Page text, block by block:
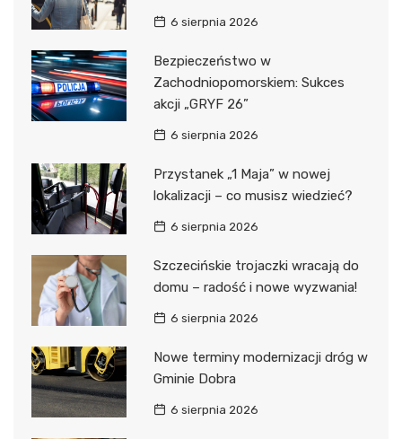
6 sierpnia 2026
Bezpieczeństwo w
Zachodniopomorskiem: Sukces
akcji „GRYF 26”
6 sierpnia 2026
Przystanek „1 Maja” w nowej
lokalizacji – co musisz wiedzieć?
6 sierpnia 2026
Szczecińskie trojaczki wracają do
domu – radość i nowe wyzwania!
6 sierpnia 2026
Nowe terminy modernizacji dróg w
Gminie Dobra
6 sierpnia 2026